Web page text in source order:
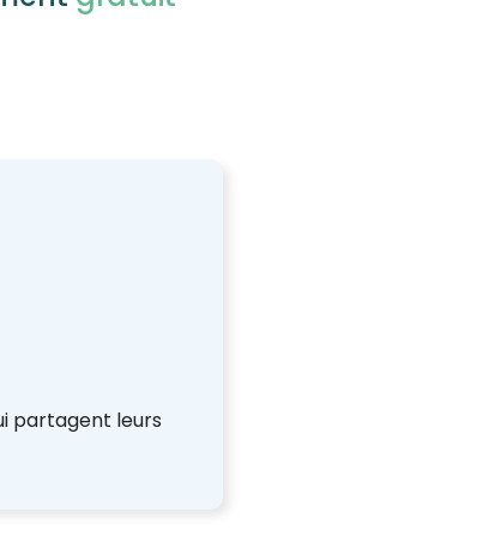
partagent leurs